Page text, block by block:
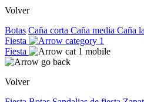
Volver
Botas Caña corta Caña media Caña
Fiesta
Fiesta
Volver